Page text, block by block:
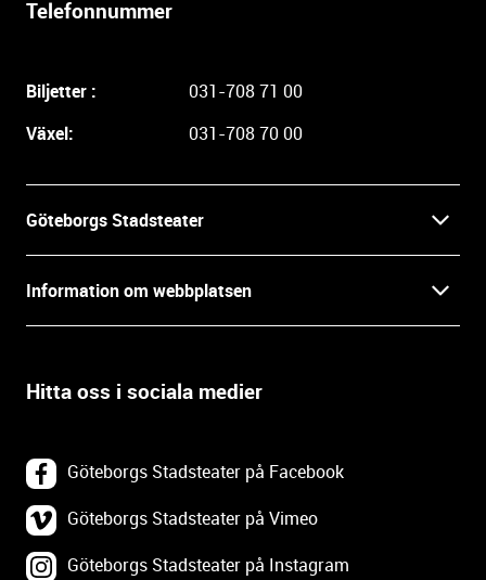
Telefonnummer
Biljetter :
031-708 71 00
Växel:
031-708 70 00
Göteborgs Stadsteater
Press
Öppettider
Backa Teater
Lediga tjänster
Information om webbplatsen
Villkor och integritet
Om webbplatsen
Tillgänglighetsredogörelse
Hitta oss i sociala medier
Göteborgs Stadsteater på Facebook
Göteborgs Stadsteater på Vimeo
Göteborgs Stadsteater på Instagram